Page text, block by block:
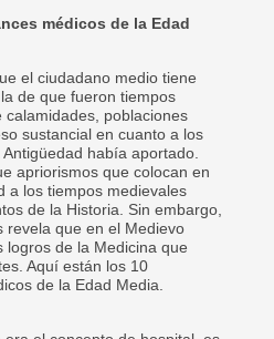
médicos de la Edad
el ciudadano medio tiene
de que fueron tiempos
poblaciones
sustancial en cuanto a los
había aportado.
apriorismos que colocan en
a los tiempos medievales
de la Historia. Sin embargo,
revela que en el Medievo
logros de la Medicina que
Aquí están los 10
de la Edad Media.